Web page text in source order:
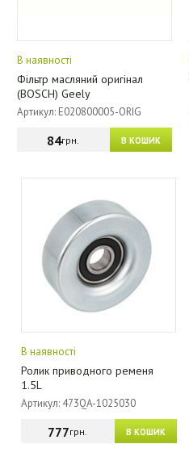
В наявності
Фільтр масляний оригінал
(BOSCH) Geely
Артикул: E020800005-ORIG
В КОШИК
84грн.
В наявності
Ролик приводного ременя
1.5L
Артикул: 473QA-1025030
В КОШИК
777грн.